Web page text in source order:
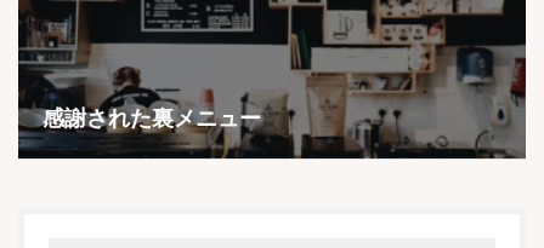
感謝された裏メニュー